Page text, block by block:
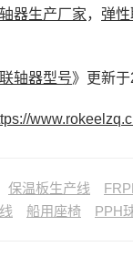
器生产厂家， 弹
轴器型号》更新
保温板生产线
船用座椅 PPH